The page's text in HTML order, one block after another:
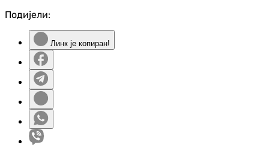
Подијели:
Линк је копиран!